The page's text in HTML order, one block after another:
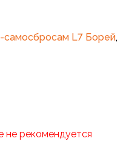
самосбросам L7 Борей,
тона ткани в
при приобретении
заказе через интернет-
не рекомендуется